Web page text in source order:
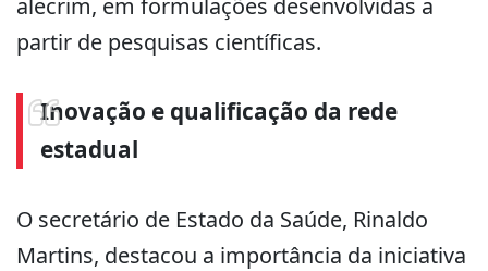
alecrim, em formulações desenvolvidas a
partir de pesquisas científicas.
Inovação e qualificação da rede
estadual
O secretário de Estado da Saúde, Rinaldo
Martins, destacou a importância da iniciativa